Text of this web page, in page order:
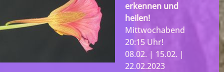
erkennen und
heilen!
Mittwochabend
20:15 Uhr!
08.02. | 15.02. |
22.02.2023